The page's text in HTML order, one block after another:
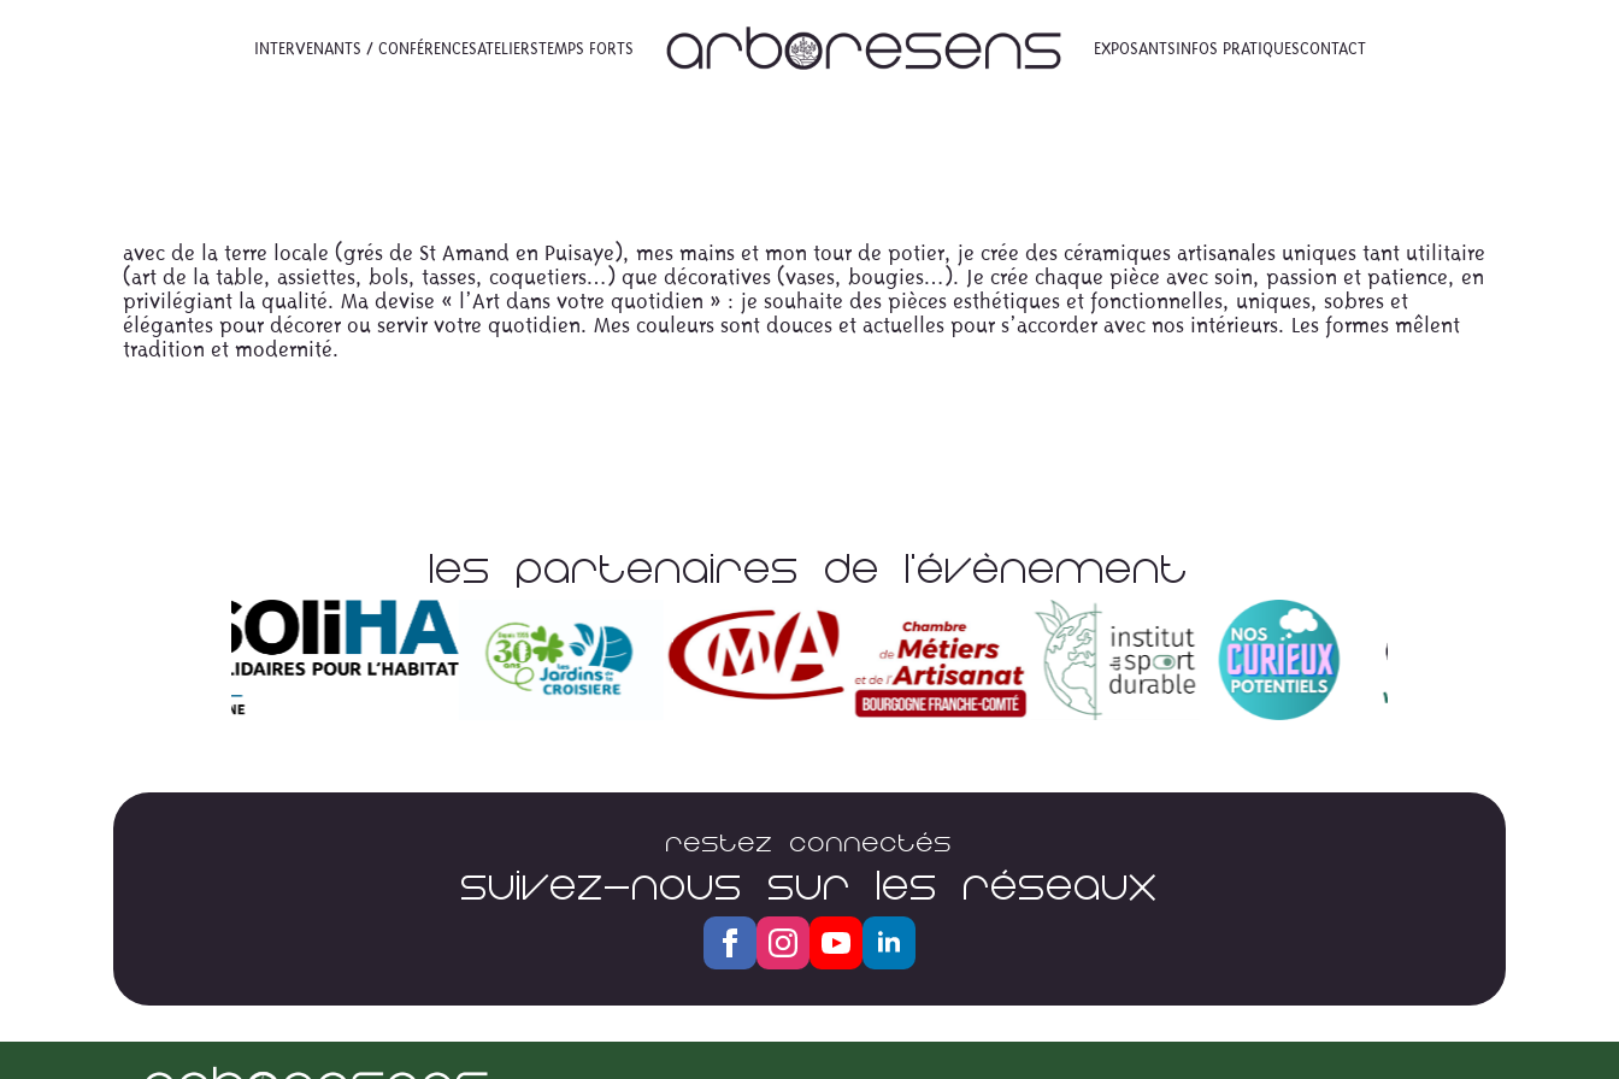
INTERVENANTS / CONFÉRENCESATELIERSTEMPS FORTS EXPOSANTSINFOS PRATIQUESCONTACT
avec de la terre locale (grés de St Amand en Puisaye), mes mains et mon tour de potier, je crée des céramiques artisanales uniques tant utilitaire
(art de la table, assiettes, bols, tasses, coquetiers…) que décoratives (vases, bougies…). Je crée chaque pièce avec soin, passion et patience, en
privilégiant la qualité. Ma devise « l’Art dans votre quotidien » : je souhaite des pièces esthétiques et fonctionnelles, uniques, sobres et
élégantes pour décorer ou servir votre quotidien. Mes couleurs sont douces et actuelles pour s’accorder avec nos intérieurs. Les formes mêlent
tradition et modernité.
Les Partenaires De L'évènement
Restez connectés
SUIVEZ-NOUS SUR LES RÉSEAUX